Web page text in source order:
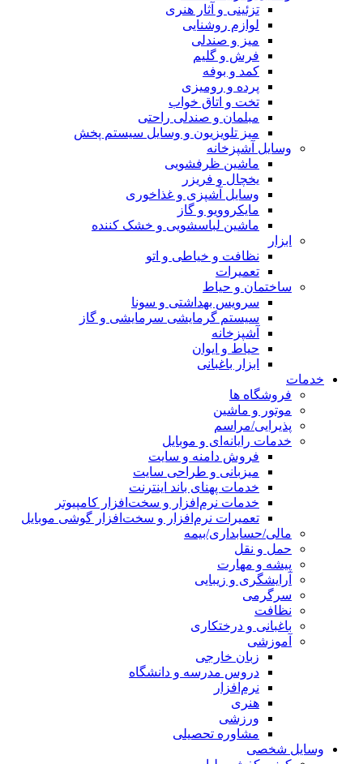
تزئینی و آثار هنری
لوازم روشنایی
میز و صندلی
فرش و گلیم
کمد و بوفه
پرده و رومیزی
تخت و اتاق خواب
مبلمان و صندلی راحتی
میز تلویزیون و وسایل سیستم پخش
وسایل آشپزخانه
ماشین ظرفشویی
یخچال و فریزر
وسایل آشپزی و غذاخوری
مایکروویو و گاز
ماشین لباسشویی و خشک کننده
ابزار
نظافت و خیاطی و اتو
تعمیرات
ساختمان و حیاط
سرویس بهداشتی و سونا
سیستم گرمایشی سرمایشی و گاز
آشپزخانه
حیاط و ایوان
ابزار باغبانی
خدمات
فروشگاه ها
موتور و ماشین
پذیرایی/مراسم
خدمات رایانه‌ای و موبایل
فروش دامنه و سایت
میزبانی و طراحی سایت
خدمات پهنای باند اینترنت
خدمات نرم‌افزار و سخت‌افزار کامپیوتر
تعمیرات نرم‌افزار و سخت‌افزار گوشی موبایل
مالی/حسابداری/بیمه
حمل و نقل
پیشه و مهارت
آرایشگری و زیبایی
سرگرمی
نظافت
باغبانی و درختکاری
آموزشی
زبان خارجی
دروس مدرسه و دانشگاه
نرم‌افزار
هنری
ورزشی
مشاوره تحصیلی
وسایل شخصی